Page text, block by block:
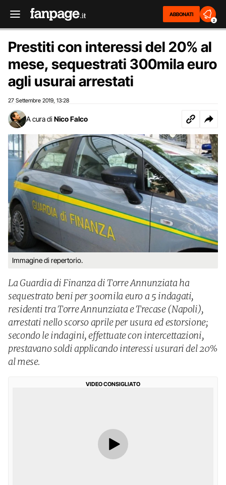
ABBONATI
2
Prestiti con interessi del 20% al
mese, sequestrati 300mila euro
agli usurai arrestati
27 Settembre 2019 13:28
A cura di Nico Falco
Immagine di repertorio.
La Guardia di Finanza di Torre Annunziata ha
sequestrato beni per 300mila euro a 5 indagati,
residenti tra Torre Annunziata e Trecase (Napoli),
arrestati nello scorso aprile per usura ed estorsione;
secondo le indagini, effettuate con intercettazioni,
prestavano soldi applicando interessi usurari del 20%
al mese.
VIDEO CONSIGLIATO